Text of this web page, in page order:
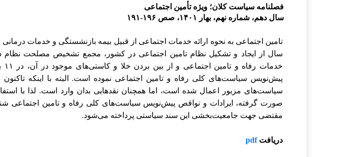
فصلنامه سیاست کلان؛ ویژه تأمین اجتماعی
سال دهم، شماره نهم، بهار ۱۴۰۱، صص ۱۹۶-۱۹۱
تامین اجتماعی به نحوه ارائه خدمات اجتماعی از قبیل بیمه بازنشستگی و خدمات
سال از ایجاد و تشکیل نظام تامین اجتماعی در کشور، مجمع تشخیص مصلحت نظام
خدمات رفاه و تامین اجتماعی و از بین بردن خلا و کاستی‌های موجود در آن، در
۱۱
پیش‌نویس سیاست‌های کلی رفاه و تامین اجتماعی نموده است. البته با اینکه تاکنون
سیاست‌های مزبور اعمال شده است، اما همچنان نقدهایی بدان وارد است. لذا با
صورت گرفته، ایرادات و نواقص پیش‌نویس سیاست‌های کلی رفاه و تامین اجتماعی
مقتضی جهت جامعیت‌بخشی این سند سیاستی پرداخته می‌‌شود.
دریافتpdf